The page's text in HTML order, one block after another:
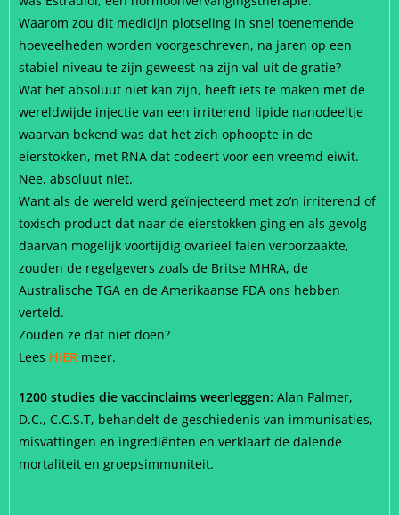
Waarom zou dit medicijn plotseling in snel toenemende
hoeveelheden worden voorgeschreven, na jaren op een
stabiel niveau te zijn geweest na zijn val uit de gratie?
Wat het absoluut niet kan zijn, heeft iets te maken met de
wereldwijde injectie van een irriterend lipide nanodeeltje
waarvan bekend was dat het zich ophoopte in de
eierstokken, met RNA dat codeert voor een vreemd eiwit.
Nee, absoluut niet.
Want als de wereld werd geïnjecteerd met zo’n irriterend of
toxisch product dat naar de eierstokken ging en als gevolg
daarvan mogelijk voortijdig ovarieel falen veroorzaakte,
zouden de regelgevers zoals de Britse MHRA, de
Australische TGA en de Amerikaanse FDA ons hebben
verteld.
Zouden ze dat niet doen?
Lees HIER meer.
1200 studies die vaccinclaims weerleggen: Alan Palmer,
D.C., C.C.S.T, behandelt de geschiedenis van immunisaties,
misvattingen en ingrediënten en verklaart de dalende
mortaliteit en groepsimmuniteit.